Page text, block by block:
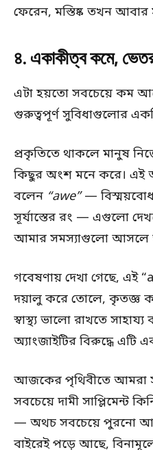
ফেরেন, মস্তিষ্ক তখন
৪. একাকীত্ব কমে,
এটা হয়তো সবচেয়ে কম
গুরুত্বপূর্ণ সুবিধাগুলোর
প্রকৃতিতে থাকলে মানুষ
কিছুর অংশ মনে করে। এই
বলেন “awe”—
সূর্যাস্তের রং — এগুলো
আমার সমস্যাগুলো আসলে
গবেষণায় দেখা গেছে, এই
দয়ালু করে তোলে, কৃতজ্ঞ
স্বাস্থ্য ভালো রাখতে
অ্যাংজাইটির বিরুদ্ধে এটি
আজকের পৃথিবীতে আমরা
সবচেয়ে দামী সাপ্লিমেন্ট
— অথচ সবচেয়ে পুরনো
বাইরেই পড়ে আছে,